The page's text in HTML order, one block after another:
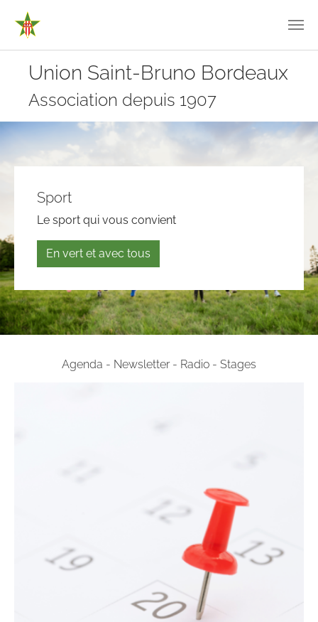
Union Saint-Bruno Bordeaux
Association depuis 1907
Sport
Le sport qui vous convient
En vert et avec tous
Culture
Trouvez votre activité culturelle
En vert et avec tous
Agenda - Newsletter - Radio - Stages